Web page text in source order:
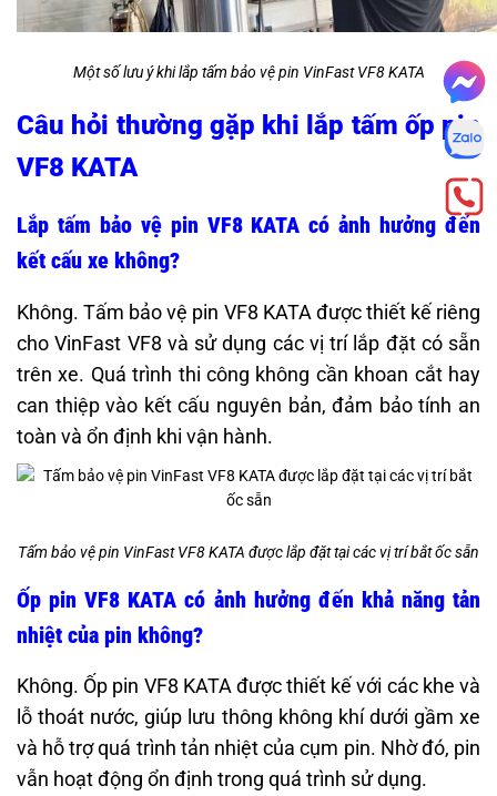
Một số lưu ý khi lắp tấm bảo vệ pin VinFast VF8 KATA
Câu hỏi thường gặp khi lắp tấm ốp pin
VF8 KATA
Lắp tấm bảo vệ pin VF8 KATA có ảnh hưởng đến
kết cấu xe không?
Không. Tấm bảo vệ pin VF8 KATA được thiết kế riêng
cho VinFast VF8 và sử dụng các vị trí lắp đặt có sẵn
trên xe. Quá trình thi công không cần khoan cắt hay
can thiệp vào kết cấu nguyên bản, đảm bảo tính an
toàn và ổn định khi vận hành.
Tấm bảo vệ pin VinFast VF8 KATA được lắp đặt tại các vị trí bắt ốc sẵn
Ốp pin VF8 KATA có ảnh hưởng đến khả năng tản
nhiệt của pin không?
Không. Ốp pin VF8 KATA được thiết kế với các khe và
lỗ thoát nước, giúp lưu thông không khí dưới gầm xe
và hỗ trợ quá trình tản nhiệt của cụm pin. Nhờ đó, pin
vẫn hoạt động ổn định trong quá trình sử dụng.